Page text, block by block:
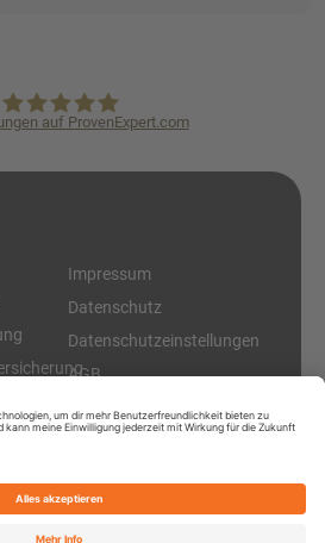
KVpro.de GmbH
auf ProvenExpert.com
Impressum
Datenschutz
Datenschutzeinstellungen
AGB
ein Service der KVpro.de GmbH